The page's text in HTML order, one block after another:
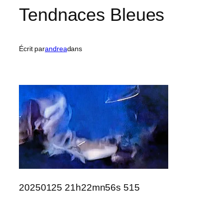
Tendnaces Bleues
Écrit parandreadans
20250125 21h22mn56s 515